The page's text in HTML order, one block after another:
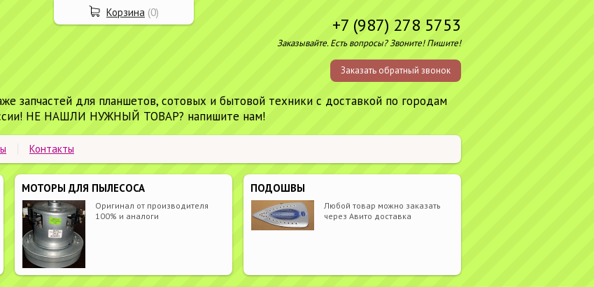
+7 (987) 278 5753
Заказывайте. Есть вопросы? Звоните! Пишите!
Заказать обратный звонок
запчастей для планшетов, сотовых и бытовой техники с доставкой по городам
НЕ НАШЛИ НУЖНЫЙ ТОВАР? напишите нам!
Контакты
МОТОРЫ ДЛЯ ПЫЛЕСОСА
Оригинал от производителя
100% и аналоги
ПОДОШВЫ
Любой товар можно заказать
через Авито доставка
Корзина (0)